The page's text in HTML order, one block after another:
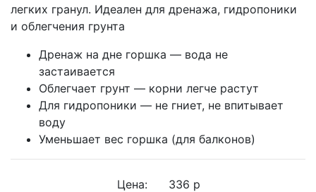
легких гранул. Идеален для дренажа, гидропоники
и облегчения грунта
Дренаж на дне горшка — вода не
застаивается
Облегчает грунт — корни легче растут
Для гидропоники — не гниет, не впитывает
воду
Уменьшает вес горшка (для балконов)
Цена: 336 р